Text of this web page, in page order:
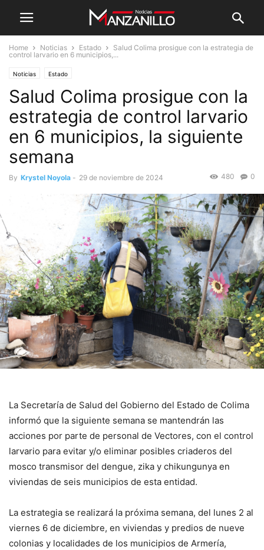
Home Noticias Estado
Salud Colima prosigue con la estrategia de
control larvario en 6 municipios,...
Noticias Estado
Salud Colima prosigue con la
estrategia de control larvario
en 6 municipios, la siguiente
semana
By Krystel Noyola - 29 de noviembre de 2024 0
480
La Secretaría de Salud del Gobierno del Estado de Colima
informó que la siguiente semana se mantendrán las
acciones por parte de personal de Vectores, con el control
larvario para evitar y/o eliminar posibles criaderos del
mosco transmisor del dengue, zika y chikungunya en
viviendas de seis municipios de esta entidad.
La estrategia se realizará la próxima semana, del lunes 2 al
viernes 6 de diciembre, en viviendas y predios de nueve
colonias y localidades de los municipios de Armería,